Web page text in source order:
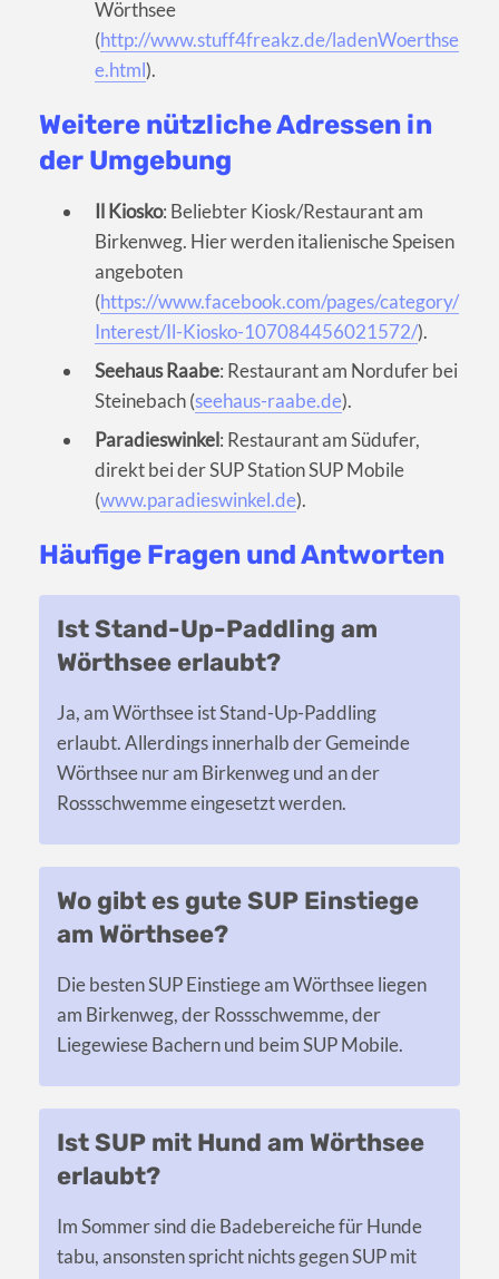
Wörthsee
(http://www.stuff4freakz.de/ladenWoerthse
e.html).
Weitere nützliche Adressen in
der Umgebung
Il Kiosko: Beliebter Kiosk/Restaurant am
Birkenweg. Hier werden italienische Speisen
angeboten
(https://www.facebook.com/pages/category/
Interest/Il-Kiosko-107084456021572/).
Seehaus Raabe: Restaurant am Nordufer bei
Steinebach (seehaus-raabe.de).
Paradieswinkel: Restaurant am Südufer,
direkt bei der SUP Station SUP Mobile
(www.paradieswinkel.de).
Häufige Fragen und Antworten
Ist Stand-Up-Paddling am
Wörthsee erlaubt?
Ja, am Wörthsee ist Stand-Up-Paddling
erlaubt. Allerdings innerhalb der Gemeinde
Wörthsee nur am Birkenweg und an der
Rossschwemme eingesetzt werden.
Wo gibt es gute SUP Einstiege
am Wörthsee?
Die besten SUP Einstiege am Wörthsee liegen
am Birkenweg, der Rossschwemme, der
Liegewiese Bachern und beim SUP Mobile.
Ist SUP mit Hund am Wörthsee
erlaubt?
Im Sommer sind die Badebereiche für Hunde
tabu, ansonsten spricht nichts gegen SUP mit